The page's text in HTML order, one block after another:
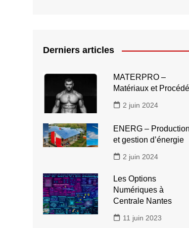
Derniers articles
MATERPRO –
Matériaux et
2 juin 2024
ENERG – Production
et gestion d’énergie
2 juin 2024
Les Options
Numériques à
Centrale Nantes
11 juin 2023